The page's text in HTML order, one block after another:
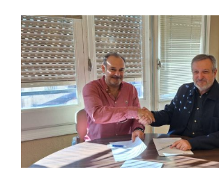
Ver
imagen
más
grande